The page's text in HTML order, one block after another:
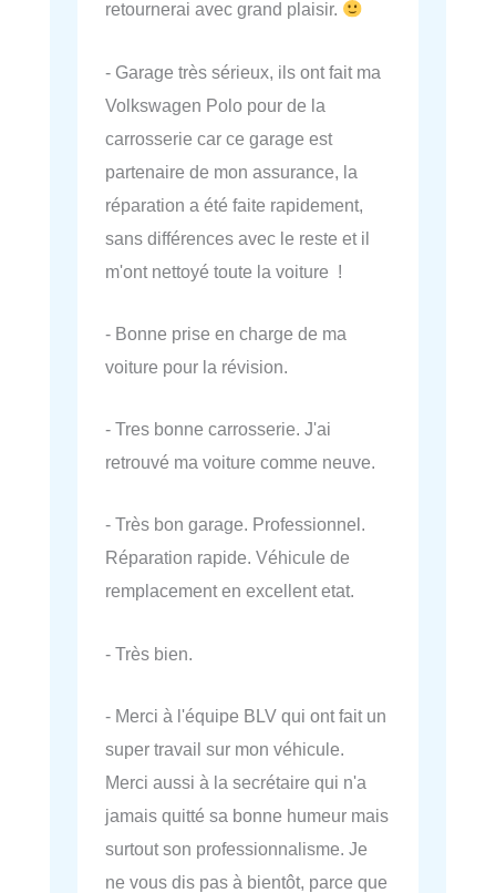
retournerai avec grand plaisir.
- Garage très sérieux, ils ont fait ma
Volkswagen Polo pour de la
carrosserie car ce garage est
partenaire de mon assurance, la
réparation a été faite rapidement,
sans différences avec le reste et il
m'ont nettoyé toute la voiture !
- Bonne prise en charge de ma
voiture pour la révision.
- Tres bonne carrosserie. J'ai
retrouvé ma voiture comme neuve.
- Très bon garage. Professionnel.
Réparation rapide. Véhicule de
remplacement en excellent etat.
- Très bien.
- Merci à l'équipe BLV qui ont fait un
super travail sur mon véhicule.
Merci aussi à la secrétaire qui n'a
jamais quitté sa bonne humeur mais
surtout son professionnalisme. Je
ne vous dis pas à bientôt, parce que